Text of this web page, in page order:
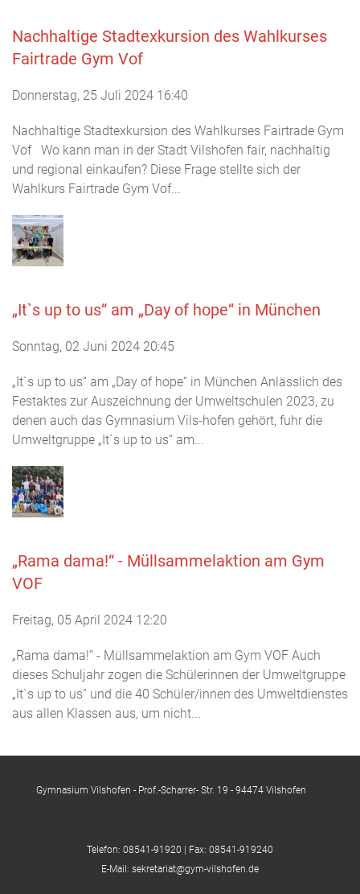
Nachhaltige Stadtexkursion des Wahlkurses
Fairtrade Gym Vof
Donnerstag, 25 Juli 2024 16:40
Nachhaltige Stadtexkursion des Wahlkurses Fairtrade Gym
Vof Wo kann man in der Stadt Vilshofen fair, nachhaltig
und regional einkaufen? Diese Frage stellte sich der
Wahlkurs Fairtrade Gym Vof...
„It`s up to us“ am „Day of hope“ in München
Sonntag, 02 Juni 2024 20:45
„It`s up to us“ am „Day of hope“ in München Anlässlich des
Festaktes zur Auszeichnung der Umweltschulen 2023, zu
denen auch das Gymnasium Vils-hofen gehört, fuhr die
Umweltgruppe „It`s up to us“ am...
„Rama dama!“ - Müllsammelaktion am Gym
VOF
Freitag, 05 April 2024 12:20
„Rama dama!“ - Müllsammelaktion am Gym VOF Auch
dieses Schuljahr zogen die Schülerinnen der Umweltgruppe
„It`s up to us“ und die 40 Schüler/innen des Umweltdienstes
aus allen Klassen aus, um nicht...
Gymnasium Vilshofen - Prof.-Scharrer- Str. 19 - 94474 Vilshofen
Telefon: 08541-91920 | Fax: 08541-919240
E-Mail: sekretariat@gym-vilshofen.de